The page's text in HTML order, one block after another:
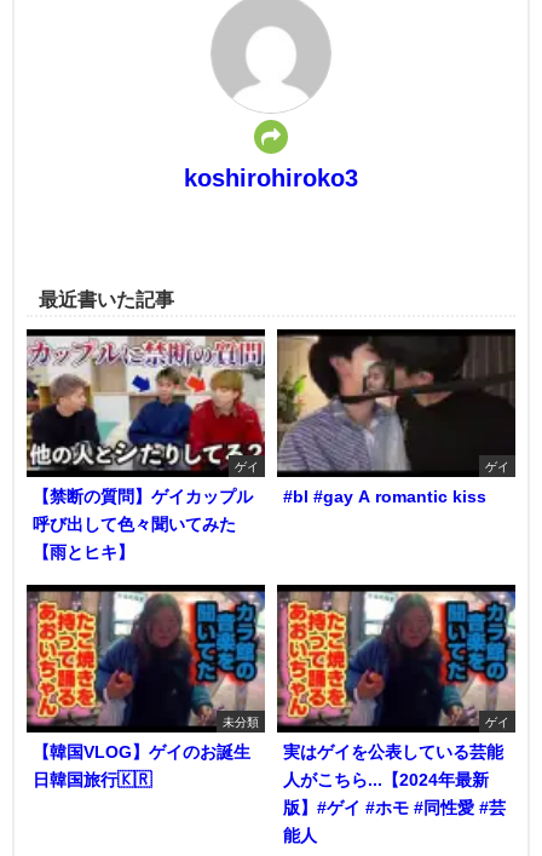
koshirohiroko3
最近書いた記事
ゲイ
【禁断の質問】ゲイカップル
呼び出して色々聞いてみた
【雨とヒキ】
ゲイ
#bl #gay A romantic kiss
未分類
【韓国VLOG】ゲイのお誕生
日韓国旅行🇰🇷
ゲイ
実はゲイを公表している芸能
人がこちら...【2024年最新
版】#ゲイ #ホモ #同性愛 #芸
能人